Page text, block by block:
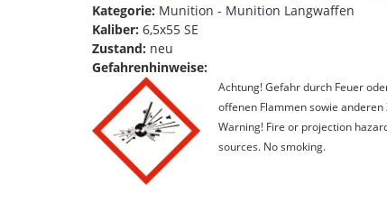
Kategorie: Munition - Munition Langwaffen
Kaliber: 6,5x55 SE
Zustand: neu
Gefahrenhinweise:
Achtung! Gefahr durch Feuer
offenen Flammen sowie
Warning! Fire or projection
sources. No smoking.